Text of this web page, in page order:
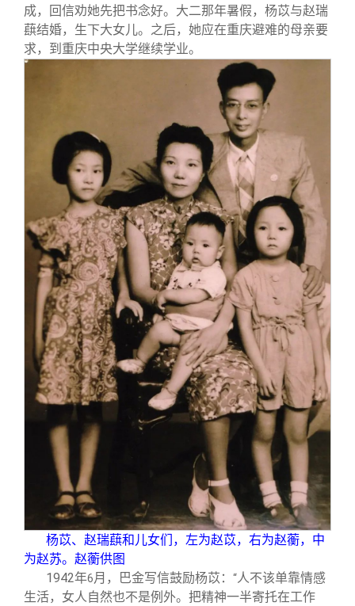
成，回信劝她先把书念好。大二那年暑假，杨苡与赵瑞
蕻结婚，生下大女儿。之后，她应在重庆避难的母亲要
求，到重庆中央大学继续学业。
杨苡、赵瑞蕻和儿女们，左为赵苡，右为赵蘅，中
为赵苏。赵蘅供图
1942年6月，巴金写信鼓励杨苡： “人不该单靠情感
生活，女人自然也不是例外。把精神一半寄托在工作